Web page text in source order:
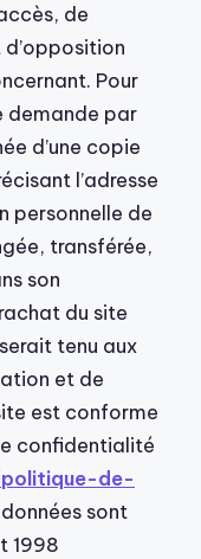
de
Pour
demande par
d’une copie
l’adresse
personnelle de
transférée,
son
du site
tenu aux
et de
est conforme
confidentialité
de-
sont
1998